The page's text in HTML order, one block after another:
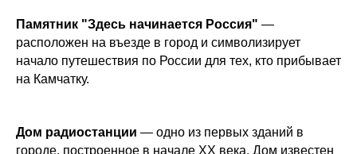
Памятник "Здесь начинается Россия" —
расположен на въезде в город и символизирует
начало путешествия по России для тех, кто прибывает
на Камчатку.
Дом радиостанции — одно из первых зданий в
городе, построенное в начале XX века. Дом известен